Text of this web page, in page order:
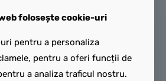
de 12
(71856). Această mașină de
curse ninja 2 în 1 poate fi
folosită la joacă și etalată în
2 versiuni: modul obișnuit
folosește cookie-uri
pentru a personaliza
pentru a oferi funcții de
a analiza traficul nostru.